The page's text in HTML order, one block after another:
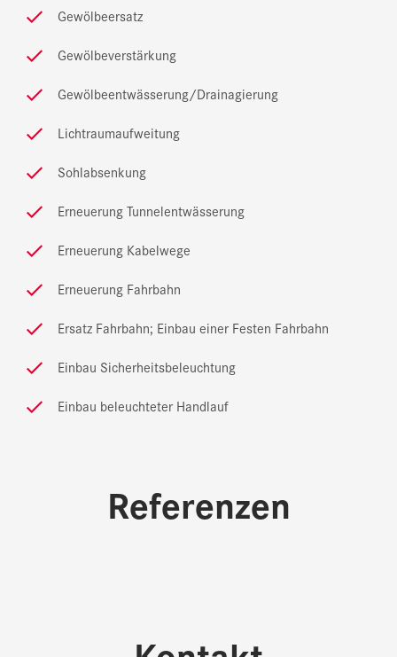
Gewölbeersatz
Gewölbeverstärkung
Gewölbeentwässerung/Drainagierung
Lichtraumaufweitung
Sohlabsenkung
Erneuerung Tunnelentwässerung
Erneuerung Kabelwege
Erneuerung Fahrbahn
Ersatz Fahrbahn; Einbau einer Festen Fahrbahn
Einbau Sicherheitsbeleuchtung
Einbau beleuchteter Handlauf
Referenzen